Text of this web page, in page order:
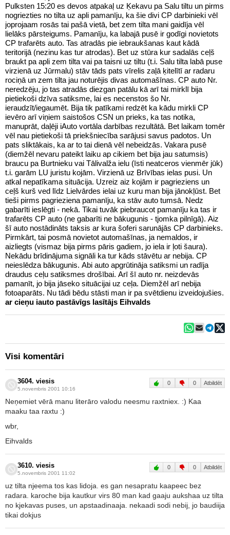
Pulksten 15:20 es devos atpakaļ uz Ķekavu pa Salu tiltu un pirms
nogriezties no tilta uz apli pamanīju, ka šie divi CP darbinieki vēl
joprojaam rosās tai pašā vietā, bet zem tilta mani gaidīja vēl
lielāks pārsteigums. Pamanīju, ka labajā pusē ir godīgi novietots
CP trafarēts auto. Tas atradās pie iebraukšanas kaut kādā
teritorijā (nezinu kas tur atrodas). Bet uz stūra kur sadalās ceļš
braukt pa apli zem tilta vai pa taisni uz tiltu (t.i. Salu tilta labā puse
virzienā uz Jūrmalu) stāv tāds pats vīrelis zaļā ķitelītī ar radaru
rociņā un zem tilta jau noturējis divas automašīnas. CP auto Nr.
neredzēju, jo tas atradās diezgan patālu kā arī tai mirklī bija
pietiekoši dzīva satiksme, lai es necenstos šo Nr.
ieraudzīt/iegaumēt. Bija tik patīkami redzēt ka kādu mirkli CP
ievēro arī viņiem saistošos CSN un prieks, ka tas notika,
manuprāt, daļēji iAuto vortāla darbības rezultātā. Bet laikam tomēr
vēl nau pietiekoši tā priekšniecība sarājusi savus padotos. Un
pats sliktākais, ka ar to tai dienā vēl nebeidzās. Vakara pusē
(diemžēl nevaru pateikt laiku ap cikiem bet bija jau satumsis)
braucu pa Burtnieku vai Tālivalža ielu (īsti neatceros vienmēr jūk)
t.i. garām LU juristu kojām. Virzienā uz Brīvības ielas pusi. Un
atkal nepatīkama situācija. Uzreiz aiz kojām ir pagrieziens un
ceļš kurš ved līdz Lielvārdes ielai uz kuru man bija jānokļūst. Bet
tieši pirms pagrieziena pamanīju, ka stāv auto tumsā. Nedz
gabarīti ieslēgti - nekā. Tikai tuvāk piebraucot pamanīju ka tas ir
trafarēts CP auto (ne gabarīti ne bākugunis - tjomka pilnīgā). Aiz
šī auto nostādināts taksis ar kura šoferi sarunājās CP darbinieks.
Pirmkārt, tai posmā novietot automašīnas, ja nemaldos, ir
aizliegts (vismaz bija pirms pāris gadiem, jo iela ir ļoti šaura).
Nekādu brīdinājuma signāli ka tur kāds stāvētu ar nebija. CP
neieslēdza bākugunis. Abi auto apgrūtināja satiksmi un radīja
draudus ceļu satiksmes drošībai. Arī šī auto nr. neizdevās
pamanīt, jo bija jāseko situācijai uz ceļa. Diemžēl arī nebija
fotoaparāts. Nu tādi bēdu stāsti man ir pa svētdienu izveidojušies.
ar cieņu iauto pastāvīgs lasītājs Eihvalds
Visi komentāri
3604. viesis
5.novembris 2001 10:16
0 0 Atbildēt
Neņemiet vērā manu literāro valodu neesmu raxtniex. :) Kaa
maaku taa raxtu :)
wbr,
Eihvalds
3610. viesis
5.novembris 2001 11:02
0 0 Atbildēt
uz tilta njeema tos kas lidoja. es gan nesapratu kaapeec bez
radara. karoche bija kautkur virs 80 man kad gaaju aukshaa uz tilta
no kjekavas puses, un apstaadinaaja. nekaadi sodi nebij, jo baudiija
tikai dokjus